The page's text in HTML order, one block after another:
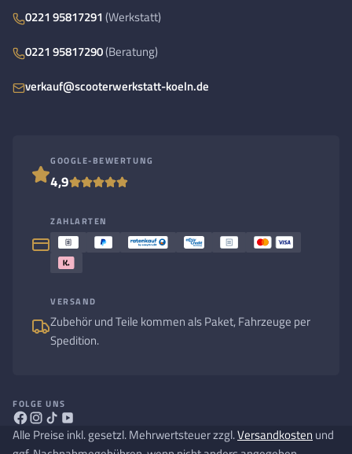
0221 95817291 (Werkstatt)
0221 95817290(Beratung)
verkauf@scooterwerkstatt-koeln.de
GOOGLE-BEWERTUNG
4,9
ZAHLARTEN
VERSAND
Zubehör und Teile kommen als Paket, Fahrzeuge per
Spedition.
FOLGE UNS
Alle Preise inkl. gesetzl. Mehrwertsteuer zzgl.Versandkosten und